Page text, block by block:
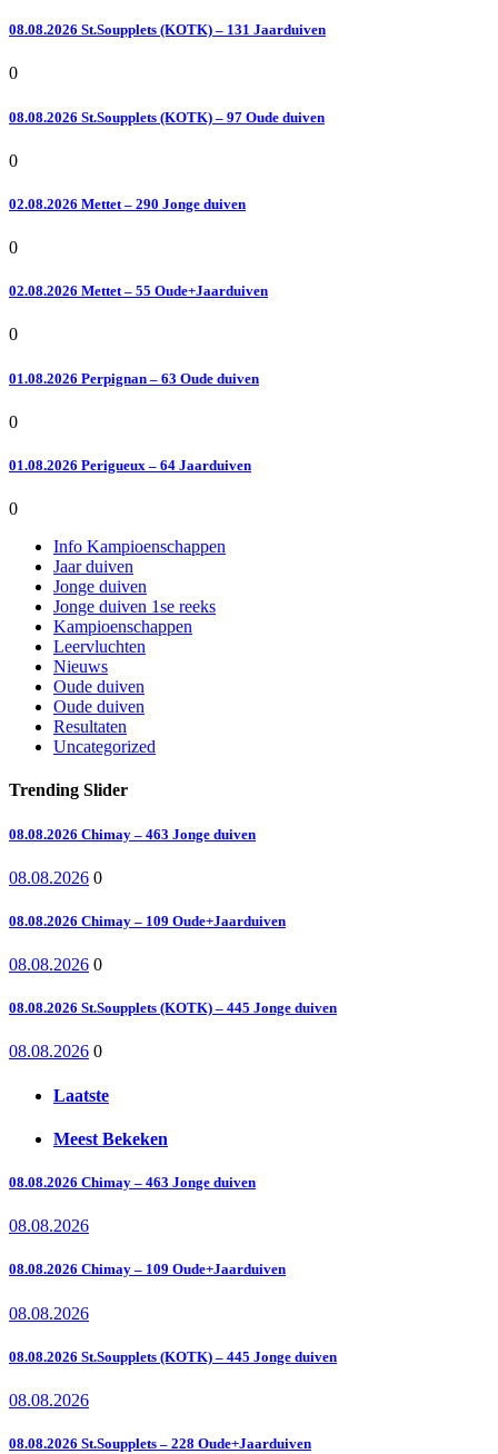
08.08.2026 St.Soupplets (KOTK) – 131 Jaarduiven
0
08.08.2026 St.Soupplets (KOTK) – 97 Oude duiven
0
02.08.2026 Mettet – 290 Jonge duiven
0
02.08.2026 Mettet – 55 Oude+Jaarduiven
0
01.08.2026 Perpignan – 63 Oude duiven
0
01.08.2026 Perigueux – 64 Jaarduiven
0
Info Kampioenschappen
Jaar duiven
Jonge duiven
Jonge duiven 1se reeks
Kampioenschappen
Leervluchten
Nieuws
Oude duiven
Oude duiven
Resultaten
Uncategorized
Trending Slider
08.08.2026 Chimay – 463 Jonge duiven
08.08.2026 0
08.08.2026 Chimay – 109 Oude+Jaarduiven
08.08.2026 0
08.08.2026 St.Soupplets (KOTK) – 445 Jonge duiven
08.08.2026 0
Laatste
Meest Bekeken
08.08.2026 Chimay – 463 Jonge duiven
08.08.2026
08.08.2026 Chimay – 109 Oude+Jaarduiven
08.08.2026
08.08.2026 St.Soupplets (KOTK) – 445 Jonge duiven
08.08.2026
08.08.2026 St.Soupplets – 228 Oude+Jaarduiven